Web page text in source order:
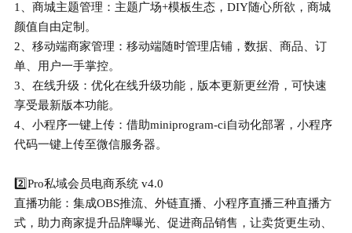
1、商城主题管理：主题广场+模板生态，DIY随心所欲，商城
颜值自由定制。
2、移动端商家管理：移动端随时管理店铺，数据、商品、订
单、用户一手掌控。
3、在线升级：优化在线升级功能，版本更新更丝滑，可快速
享受最新版本功能。
4、小程序一键上传：借助miniprogram-ci自动化部署，小程序
代码一键上传至微信服务器。
2️⃣Pro私域会员电商系统 v4.0
直播功能：集成OBS推流、外链直播、小程序直播三种直播方
式，助力商家提升品牌曝光、促进商品销售，让卖货更生动、